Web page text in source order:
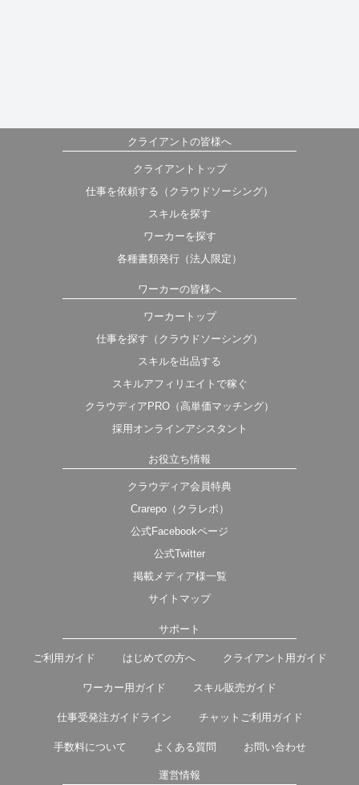
クライアントの皆様へ
クライアントトップ
仕事を依頼する（クラウドソーシング）
スキルを探す
ワーカーを探す
各種書類発行（法人限定）
ワーカーの皆様へ
ワーカートップ
仕事を探す（クラウドソーシング）
スキルを出品する
スキルアフィリエイトで稼ぐ
クラウディアPRO（高単価マッチング）
採用オンラインアシスタント
お役立ち情報
クラウディア会員特典
Crarepo（クラレポ）
公式Facebookページ
公式Twitter
掲載メディア様一覧
サイトマップ
サポート
ご利用ガイド はじめての方へ クライアント用ガイド
ワーカー用ガイド スキル販売ガイド
仕事受発注ガイドライン チャットご利用ガイド
手数料について よくある質問 お問い合わせ
運営情報